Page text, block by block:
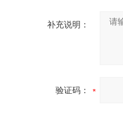
补充说明：
验证码：